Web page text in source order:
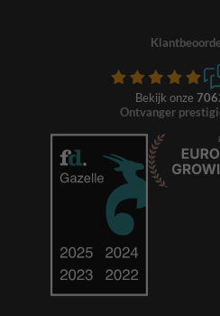
Bekijk onze
Ontvanger